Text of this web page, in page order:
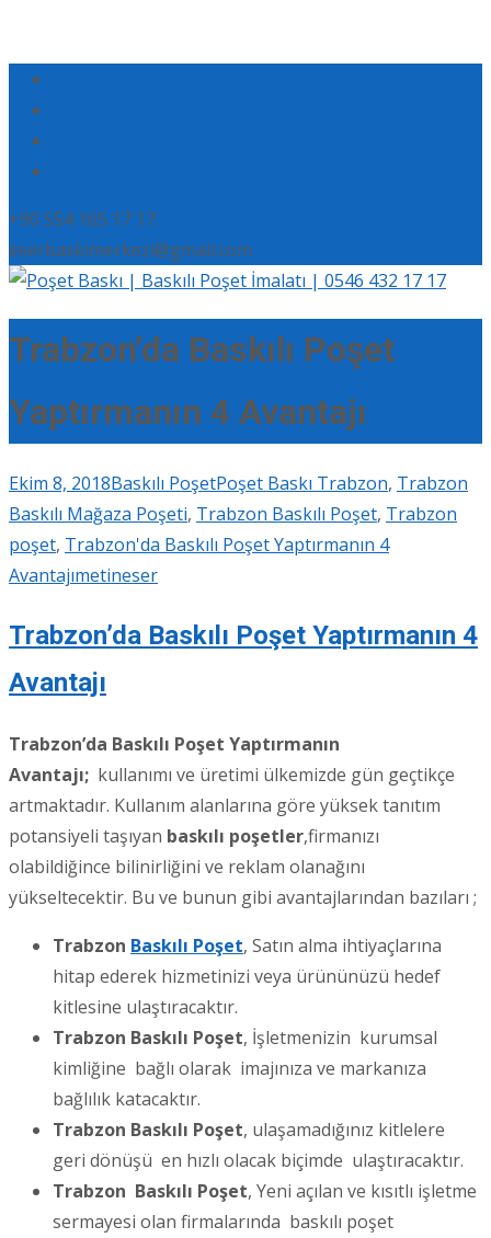
+90 554 165 17 17
eserbaskimerkezi@gmail.com
Trabzon’da Baskılı Poşet
Yaptırmanın 4 Avantajı
Ekim 8, 2018Baskılı PoşetPoşet Baskı Trabzon, Trabzon
Baskılı Mağaza Poşeti, Trabzon Baskılı Poşet, Trabzon
poşet, Trabzon'da Baskılı Poşet Yaptırmanın 4
Avantajımetineser
Trabzon’da Baskılı Poşet Yaptırmanın 4
Avantajı
Trabzon’da Baskılı Poşet Yaptırmanın
Avantajı; kullanımı ve üretimi ülkemizde gün geçtikçe
artmaktadır. Kullanım alanlarına göre yüksek tanıtım
potansiyeli taşıyan baskılı poşetler,firmanızı
olabildiğince bilinirliğini ve reklam olanağını
yükseltecektir. Bu ve bunun gibi avantajlarından bazıları ;
Trabzon Baskılı Poşet, Satın alma ihtiyaçlarına
hitap ederek hizmetinizi veya ürününüzü hedef
kitlesine ulaştıracaktır.
Trabzon Baskılı Poşet, İşletmenizin kurumsal
kimliğine bağlı olarak imajınıza ve markanıza
bağlılık katacaktır.
Trabzon Baskılı Poşet, ulaşamadığınız kitlelere
geri dönüşü en hızlı olacak biçimde ulaştıracaktır.
Trabzon Baskılı Poşet, Yeni açılan ve kısıtlı işletme
sermayesi olan firmalarında baskılı poşet